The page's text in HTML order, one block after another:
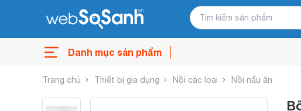
Danh mục sản phẩm
Trang chủ Thiết bị gia dụng Nồi các loại Nồi nấu ăn